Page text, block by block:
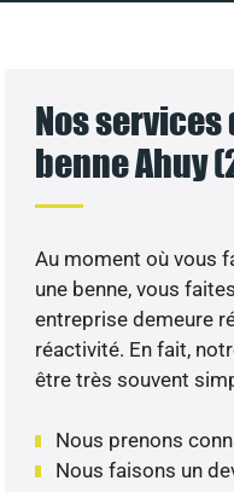
Nos
benne Ahuy
Au moment où vous
une benne, vous
entreprise demeure
réactivité. En fait,
être très souvent
Nous prenons
Nous faisons un